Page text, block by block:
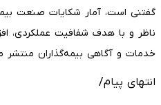
گفتنی است، آمار شکایات صنعت
ناظر و با هدف شفافیت عملکردی،
خدمات و آگاهی بیمه‌گذاران منتشر
انتهای پیام/